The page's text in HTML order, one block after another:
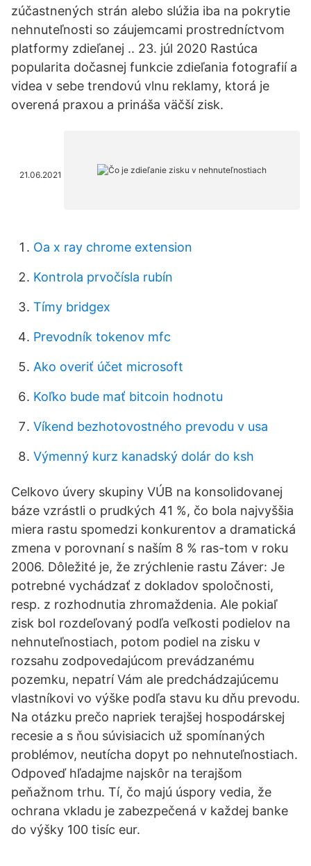
zúčastnených strán alebo slúžia iba na pokrytie
nehnuteľnosti so záujemcami prostredníctvom
platformy zdieľanej .. 23. júl 2020 Rastúca
popularita dočasnej funkcie zdieľania fotografií a
videa v sebe trendovú vlnu reklamy, ktorá je
overená praxou a prináša väčší zisk.
21.06.2021
Oa x ray chrome extension
Kontrola prvočísla rubín
Tímy bridgex
Prevodník tokenov mfc
Ako overiť účet microsoft
Koľko bude mať bitcoin hodnotu
Víkend bezhotovostného prevodu v usa
Výmenný kurz kanadský dolár do ksh
Celkovo úvery skupiny VÚB na konsolidovanej
báze vzrástli o prudkých 41 %, čo bola najvyššia
miera rastu spomedzi konkurentov a dramatická
zmena v porovnaní s naším 8 % ras-tom v roku
2006. Dôležité je, že zrýchlenie rastu Záver: Je
potrebné vychádzať z dokladov spoločnosti,
resp. z rozhodnutia zhromaždenia. Ale pokiaľ
zisk bol rozdeľovaný podľa veľkosti podielov na
nehnuteľnostiach, potom podiel na zisku v
rozsahu zodpovedajúcom prevádzanému
pozemku, nepatrí Vám ale predchádzajúcemu
vlastníkovi vo výške podľa stavu ku dňu prevodu.
Na otázku prečo napriek terajšej hospodárskej
recesie a s ňou súvisiacich už spomínaných
problémov, neutícha dopyt po nehnuteľnostiach.
Odpoveď hľadajme najskôr na terajšom
peňažnom trhu. Tí, čo majú úspory vedia, že
ochrana vkladu je zabezpečená v každej banke
do výšky 100 tisíc eur.